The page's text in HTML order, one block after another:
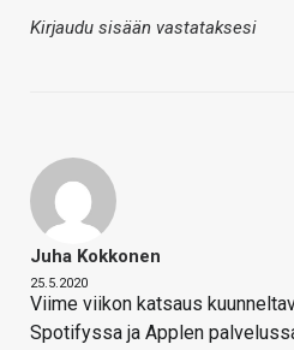
Kirjaudu sisään vastataksesi
Juha Kokkonen
25.5.2020
Viime viikon katsaus
Spotifyssa ja Applen